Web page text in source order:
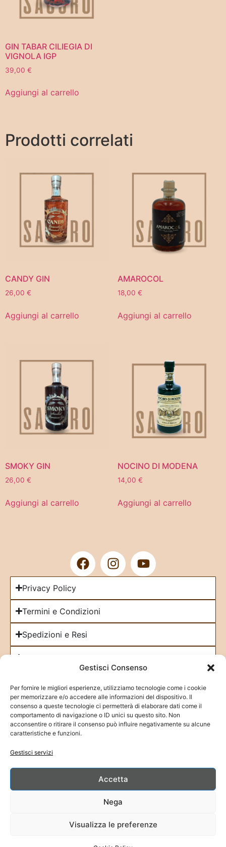
Gestisci Consenso
Per fornire le migliori esperienze, utilizziamo tecnologie come i cookie
per memorizzare e/o accedere alle informazioni del dispositivo. Il
consenso a queste tecnologie ci permetterà di elaborare dati come il
comportamento di navigazione o ID unici su questo sito. Non
acconsentire o ritirare il consenso può influire negativamente su alcune
caratteristiche e funzioni.
Gestisci servizi
Accetta
Nega
Visualizza le preferenze
GIN TABAR CILIEGIA DI
VIGNOLA IGP
39,00 €
Aggiungi al carrello
Prodotti correlati
CANDY GIN
26,00 €
Aggiungi al carrello
AMAROCOL
18,00 €
Aggiungi al carrello
SMOKY GIN
26,00 €
Aggiungi al carrello
NOCINO DI MODENA
14,00 €
Aggiungi al carrello
Privacy Policy
Termini e Condizioni
Spedizioni e Resi
Fai clic su "Accetto" per abilitare Google
Accetto